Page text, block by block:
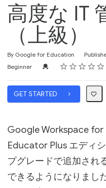
高度な IT
（上級）
By Google for Education
Duration
Difficulty
Beginner Credential For
Rating
1 star
2 stars
3 stars
4 stars
5 stars
Average rating: 0
No reviews
GET STARTED
Google Workspace
Educator Plus エディ
プグレードで追加され
できるようになりまし